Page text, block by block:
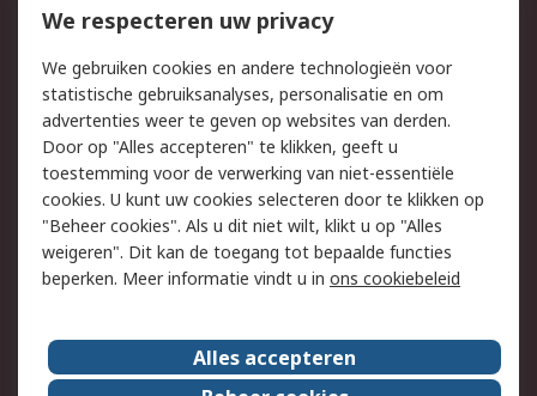
Bestellen
Inkoopoplossingen
Track & Trace
Wettelijk
Cookiebeleid
Email veiligheid
Privacybeleid
Websitevoorwaarden
Algemene
verkoopvoorwaarden
Over RS
We respecteren uw privacy
We gebruiken cookies en andere technologieën voor
statistische gebruiksanalyses, personalisatie en om
advertenties weer te geven op websites van derden.
Door op "Alles accepteren" te klikken, geeft u
toestemming voor de verwerking van niet-essentiële
cookies. U kunt uw cookies selecteren door te klikken op
"Beheer cookies". Als u dit niet wilt, klikt u op "Alles
weigeren". Dit kan de toegang tot bepaalde functies
beperken. Meer informatie vindt u in ons cookiebeleid
Alles accepteren